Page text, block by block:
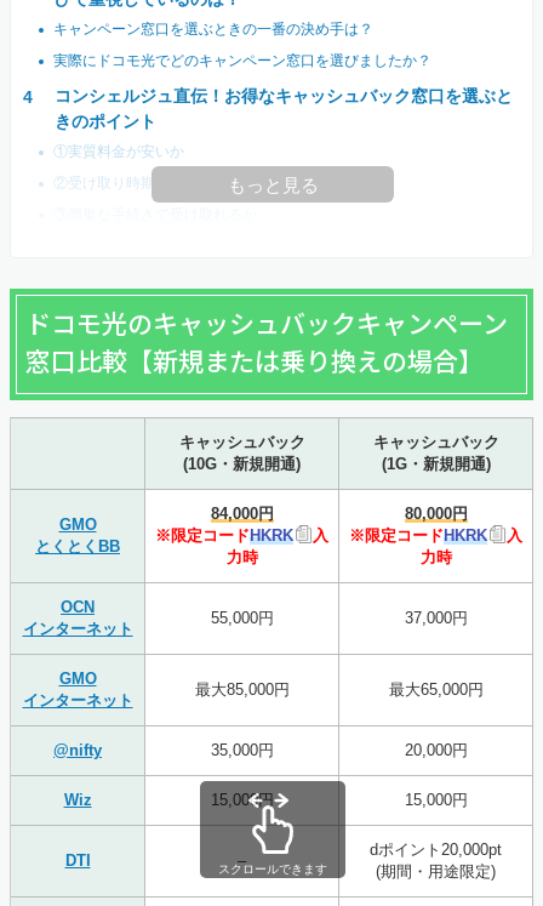
キャンペーン窓口を選ぶときの一番の決め手は？
実際にドコモ光でどのキャンペーン窓口を選びましたか？
コンシェルジュ直伝！お得なキャッシュバック窓口を選ぶと
きのポイント
①実質料金が安いか
②受け取り時期が早いか
もっと見る
ドコモ光のキャッシュバックキャンペーン
窓口比較【新規または乗り換えの場合】
キャッシュバック
(10G・新規開通)
キャッシュバック
(1G・新規開通)
GMO
とくとくBB
84,000円
※限定コードHKRK
入
力時
80,000円
※限定コードHKRK
入
力時
OCN
インターネット
55,000円 37,000円
GMO
インターネット
最大85,000円 最大65,000円
@nifty 35,000円 20,000円
Wiz 15,000円 15,000円
DTI –
dポイント20,000pt
(期間・用途限定)
スクロールできます